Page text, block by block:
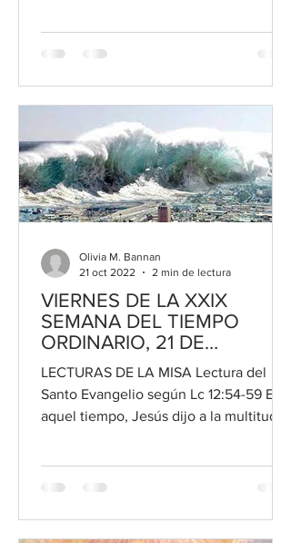
VIERNES DE LA XXIX
SEMANA DEL TIEMPO
ORDINARIO, 21 DE
OCTUBRE DE 2022
LECTURAS DE LA MISA Lectura del
Santo Evangelio según Lc 12:54-59 En
aquel tiempo, Jesús dijo a la multitud:
Olivia M. Bannan
21 oct 2022
2 min de lectura